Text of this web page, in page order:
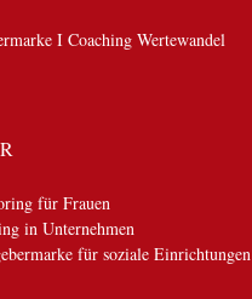
I Coaching Wertewandel
für Frauen
in Unternehmen
für soziale Einrichtungen